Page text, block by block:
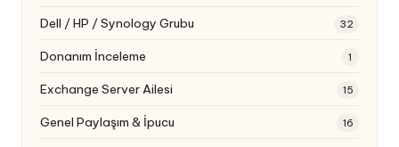
Dell / HP / Synology Grubu 32
Donanım İnceleme 1
Exchange Server Ailesi 15
Genel Paylaşım & İpucu 16